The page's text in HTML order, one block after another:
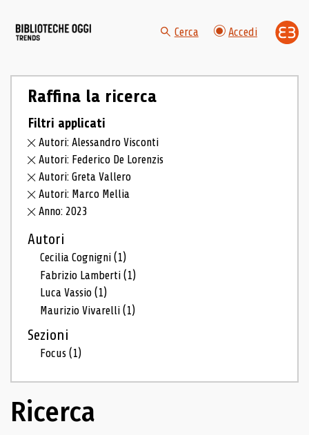
Cerca Accedi
Raffina la ricerca
Filtri applicati
Autori: Alessandro Visconti
Autori: Federico De Lorenzis
Autori: Greta Vallero
Autori: Marco Mellia
Anno: 2023
Autori
Cecilia Cognigni(1)
Fabrizio Lamberti(1)
Luca Vassio(1)
Maurizio Vivarelli(1)
Sezioni
Focus(1)
Ricerca